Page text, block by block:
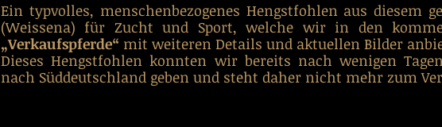
Ein typvolles, menschenbezogenes Hengstfohlen aus diesem
„Verkaufspferde“ mit weiteren Details und aktuellen Bilder
Dieses Hengstfohlen konnten wir bereits nach wenigen
nach Süddeutschland geben und steht daher nicht mehr zum